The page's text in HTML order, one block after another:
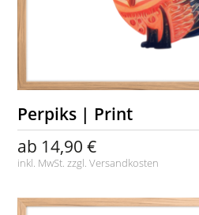
Perpiks | Print
ab 14,90 €
inkl. MwSt. zzgl.Versandkosten